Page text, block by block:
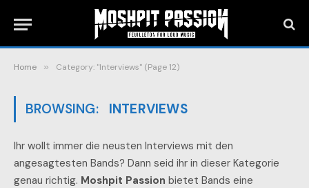
Home » Category: "Interviews" (Page 12)
BROWSING: INTERVIEWS
Ihr wollt immer die neusten Interviews mit den
angesagtesten Bands? Dann seid ihr in dieser Kategorie
genau richtig. Moshpit Passion bietet Bands eine